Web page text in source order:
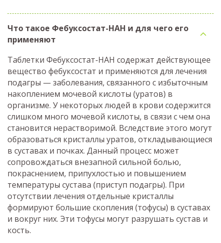
Что такое Фебуксостат-НАН и для чего его
применяют
Таблетки Фебуксостат-НАН содержат действующее
вещество фебуксостат и применяются для лечения
подагры — заболевания, связанного с избыточным
накоплением мочевой кислоты (уратов) в
организме. У некоторых людей в крови содержится
слишком много мочевой кислоты, в связи с чем она
становится нерастворимой. Вследствие этого могут
образоваться кристаллы уратов, откладывающиеся
в суставах и почках. Данный процесс может
сопровождаться внезапной сильной болью,
покраснением, припухлостью и повышением
температуры сустава (приступ подагры). При
отсутствии лечения отдельные кристаллы
формируют большие скопления (тофусы) в суставах
и вокруг них. Эти тофусы могут разрушать сустав и
кость.